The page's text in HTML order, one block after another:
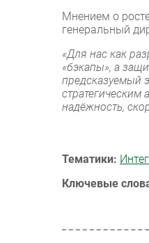
Мнением о
генеральный
«Для нас как
«бэкапы», а
предсказуемый
стратегическим
надёжность,
Тематики:
Ключевые